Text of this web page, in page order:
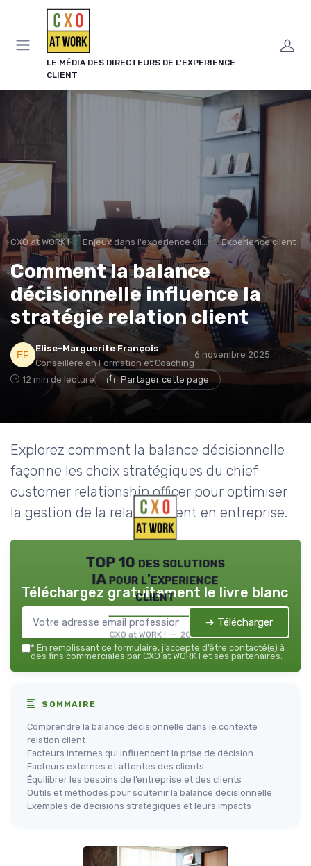
LE MÉDIA DES DIRECTEURS DE L'EXPERIENCE
CLIENT
CXO at WORK ! Enjeux dans l'experience client Experience client
Comment la balance
décisionnelle influence la
stratégie relation client
Elise-Marguerite François
Conseillère en Formation et Coaching
6 novembre 2025
12 min de lecture Partager cette page
Explorez comment la balance décisionnelle
façonne les choix stratégiques du chief
customer relationship officer pour optimiser
la gestion de la relation client en entreprise.
TOP 10 des solutions
IA pour l'experience
client
CXO at WORK ! — 2026
Téléchargez gratuitement le livre blanc
➔ Télécharger
* En remplissant ce formulaire, j’accepte d’être contacté(e) à
des fins commerciales par CXO at WORK ! et ses partenaires.
SOMMAIRE
Comprendre la balance décisionnelle dans le contexte
relation client
Facteurs internes qui influencent la prise de décision
Facteurs externes et attentes des clients
Équilibrer les besoins de l’entreprise et des clients
Outils et méthodes pour soutenir la balance décisionnelle
Exemples de décisions stratégiques et leurs impacts
Panneau de gestion des cookies